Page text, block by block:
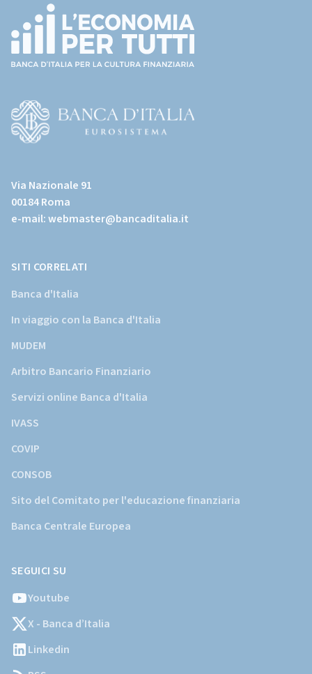
page)
sito
istituzionale
della
Via Nazionale 91
00184 Roma
e-mail:webmaster@bancaditalia.it
SITI CORRELATI
Banca d'Italia
In viaggio con la Banca d'Italia
MUDEM
Arbitro Bancario Finanziario
Servizi online Banca d'Italia
IVASS
COVIP
CONSOB
Sito del Comitato per l'educazione finanziaria
Banca Centrale Europea
SEGUICI SU
Youtube
X - Banca d’Italia
Linkedin